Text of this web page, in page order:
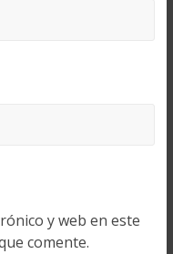
y web en este
comente.